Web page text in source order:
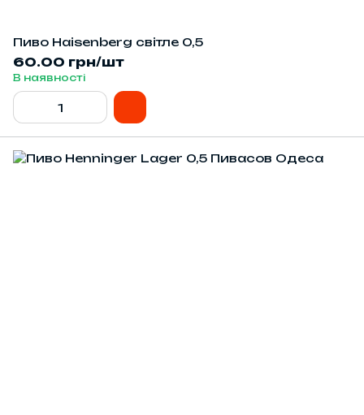
Пиво Haisenberg світле 0,5
60.00 грн/шт
В наявності